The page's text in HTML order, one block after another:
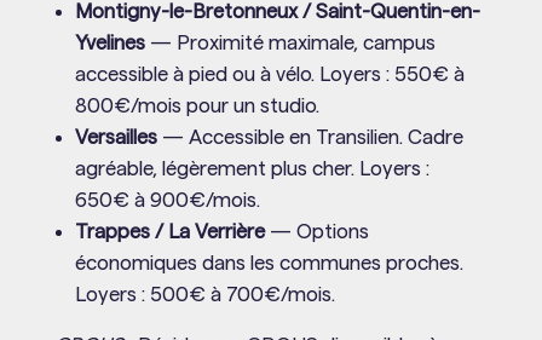
Montigny-le-Bretonneux / Saint-Quentin-en-
Yvelines— Proximité maximale, campus
accessible à pied ou à vélo. Loyers : 550€ à
800€/mois pour un studio.
Versailles— Accessible en Transilien. Cadre
agréable, légèrement plus cher. Loyers :
650€ à 900€/mois.
Trappes / La Verrière— Options
économiques dans les communes proches.
Loyers : 500€ à 700€/mois.